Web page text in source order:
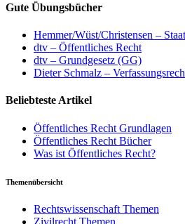
Gute Übungsbücher
Hemmer/Wüst/Christensen –
dtv – Öffentliches Recht
dtv – Grundgesetz (GG)
Dieter Schmalz –
Beliebteste Artikel
Öffentliches Recht Grundlagen
Öffentliches Recht Bücher
Was ist Öffentliches Recht?
Themenübersicht
Rechtswissenschaft Themen